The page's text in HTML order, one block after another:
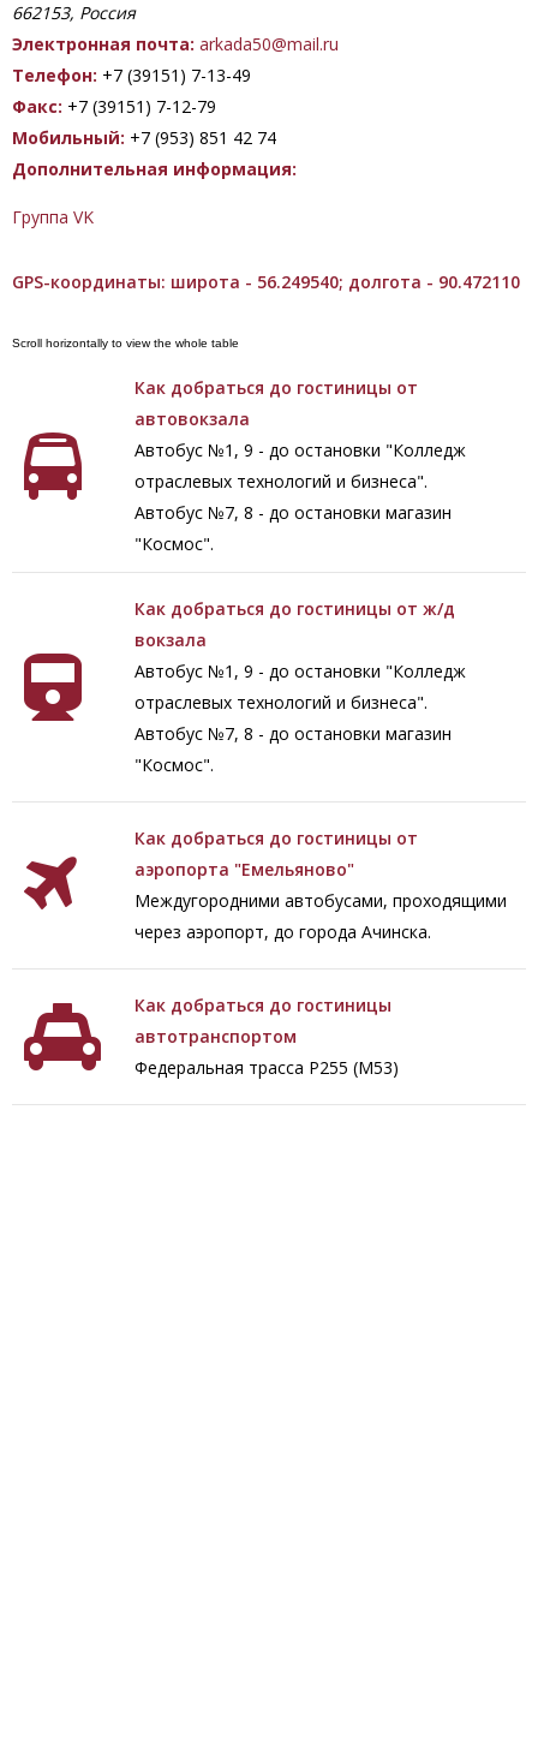
662153, Россия
Электронная почта: arkada50@mail.ru
Телефон: +7 (39151) 7-13-49
Факс: +7 (39151) 7-12-79
Мобильный: +7 (953) 851 42 74
Дополнительная информация:
Группа VK
GPS-координаты: широта - 56.249540; долгота - 90.472110
Как добраться до гостиницы от
автовокзала
Автобус №1, 9 - до остановки "Колледж
отраслевых технологий и бизнеса".
Автобус №7, 8 - до остановки магазин
"Космос".
Как добраться до гостиницы от ж/д
вокзала
Автобус №1, 9 - до остановки "Колледж
отраслевых технологий и бизнеса".
Автобус №7, 8 - до остановки магазин
"Космос".
Как добраться до гостиницы от
аэропорта "Емельяново"
Междугородними автобусами, проходящими
через аэропорт, до города Ачинска.
Как добраться до гостиницы
автотранспортом
Федеральная трасса Р255 (М53)